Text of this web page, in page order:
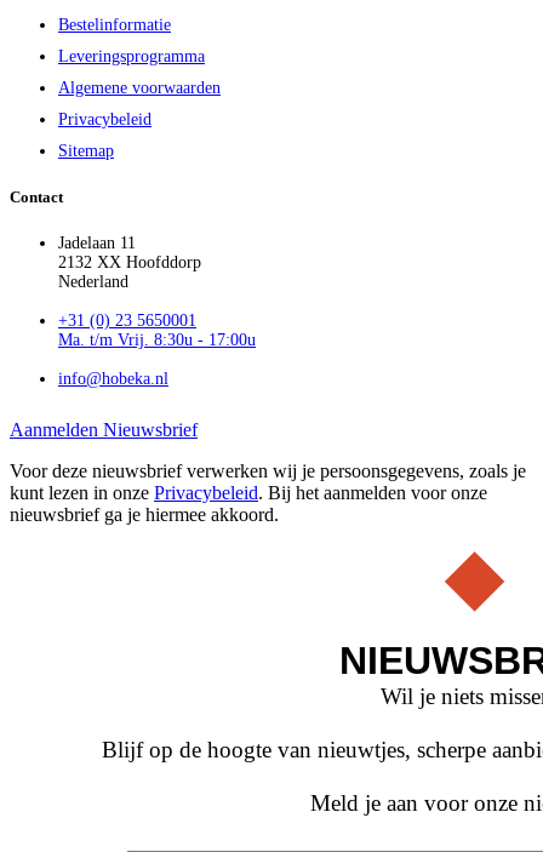
Bestelinformatie
Leveringsprogramma
Algemene voorwaarden
Privacybeleid
Sitemap
Contact
Jadelaan 11
2132 XX Hoofddorp
Nederland
+31 (0) 23 5650001
Ma. t/m Vrij. 8:30u - 17:00u
info@hobeka.nl
Aanmelden Nieuwsbrief
Voor deze nieuwsbrief verwerken wij je persoonsgegevens, zoals je
kunt lezen in onze Privacybeleid. Bij het aanmelden voor onze
nieuwsbrief ga je hiermee akkoord.
Wil je niets
Blijf op de hoogte van nieuwtjes, scherpe
Meld je aan voor onze